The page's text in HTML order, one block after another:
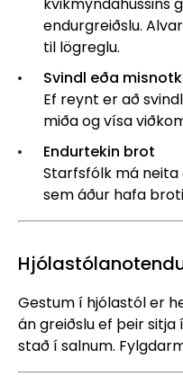
endurgreiðslu.
til lögreglu.
Svindl eða
Ef reynt er að
miða og vísa
Endurtekin brot
Starfsfólk má neita
sem áður hafa
Gestum í hjólastól er
án greiðslu ef þeir
stað í salnum.